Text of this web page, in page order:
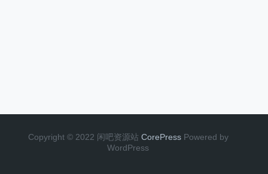
Copyright © 2022 闲吧资源站 CorePress Powered by
WordPress